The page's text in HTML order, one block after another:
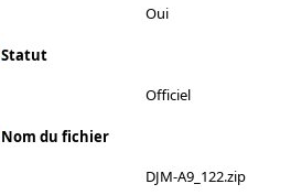
Oui
Statut
Officiel
Nom du fichier
DJM-A9_122.zip